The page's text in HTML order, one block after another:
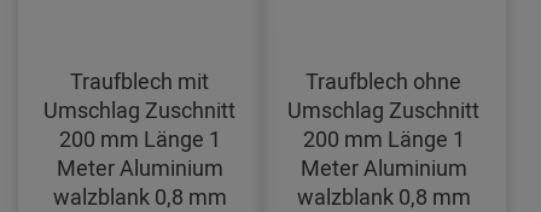
Traufblech mit
Umschlag Zuschnitt
200 mm Länge 1
Meter Aluminium
walzblank 0,8 mm
Traufblech ohne
Umschlag Zuschnitt
200 mm Länge 1
Meter Aluminium
walzblank 0,8 mm